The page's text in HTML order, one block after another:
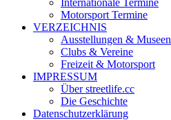
Internationale Termine
Motorsport Termine
VERZEICHNIS
Ausstellungen & Museen
Clubs & Vereine
Freizeit & Motorsport
IMPRESSUM
Über streetlife.cc
Die Geschichte
Datenschutzerklärung